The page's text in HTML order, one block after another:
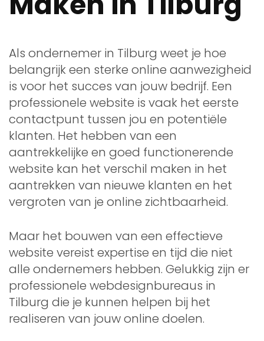
Als ondernemer in Tilburg weet je hoe
belangrijk een sterke online aanwezigheid
is voor het succes van jouw bedrijf. Een
professionele website is vaak het eerste
contactpunt tussen jou en potentiële
klanten. Het hebben van een
aantrekkelijke en goed functionerende
website kan het verschil maken in het
aantrekken van nieuwe klanten en het
vergroten van je online zichtbaarheid.
Maar het bouwen van een effectieve
website vereist expertise en tijd die niet
alle ondernemers hebben. Gelukkig zijn er
professionele webdesignbureaus in
Tilburg die je kunnen helpen bij het
realiseren van jouw online doelen.